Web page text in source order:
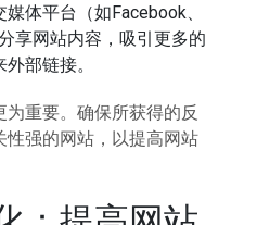
体平台（如Facebook、
享网站内容，吸引更多的
部链接。
重要。确保所获得的反
性强的网站，以提高网站